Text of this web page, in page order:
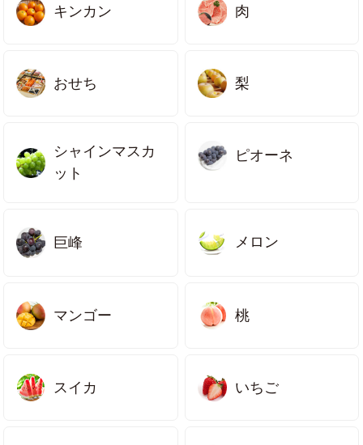
キンカン 肉
おせち 梨
シャインマスカ
ット
ピオーネ
巨峰 メロン
マンゴー 桃
スイカ いちご